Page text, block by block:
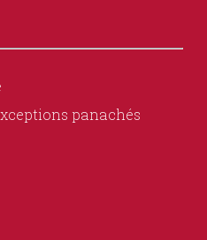
panachés